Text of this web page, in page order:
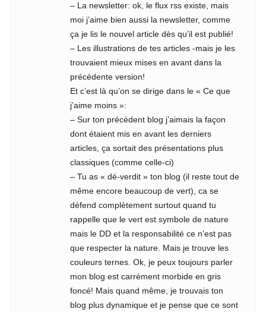
– La newsletter: ok, le flux rss existe, mais
moi j’aime bien aussi la newsletter, comme
ça je lis le nouvel article dès qu’il est publié!
– Les illustrations de tes articles -mais je les
trouvaient mieux mises en avant dans la
précédente version!
Et c’est là qu’on se dirige dans le « Ce que
j’aime moins »:
– Sur ton précédent blog j’aimais la façon
dont étaient mis en avant les derniers
articles, ça sortait des présentations plus
classiques (comme celle-ci)
– Tu as « dé-verdit » ton blog (il reste tout de
même encore beaucoup de vert), ca se
défend complètement surtout quand tu
rappelle que le vert est symbole de nature
mais le DD et la responsabilité ce n’est pas
que respecter la nature. Mais je trouve les
couleurs ternes. Ok, je peux toujours parler
mon blog est carrément morbide en gris
foncé! Mais quand même, je trouvais ton
blog plus dynamique et je pense que ce sont